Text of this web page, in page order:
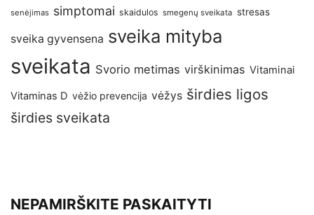
senėjimas simptomai skaidulos smegenų sveikata stresas
sveika gyvensena sveika mityba
sveikata Svorio metimas virškinimas Vitaminai
Vitaminas D vėžio prevencija vėžys širdies ligos
širdies sveikata
NEPAMIRŠKITE PASKAITYTI